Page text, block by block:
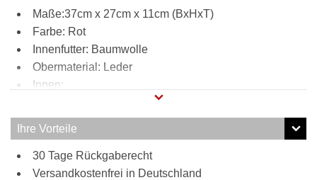
Maße:37cm x 27cm x 11cm (BxHxT)
Farbe: Rot
Innenfutter: Baumwolle
Obermaterial: Leder
Innen:
Reißverschlussfach
2 Steckfächer
3 Stifthalter
Außen:
Reißverschlussfach vorne
Ihre Vorteile
30 Tage Rückgaberecht
Versandkostenfrei in Deutschland